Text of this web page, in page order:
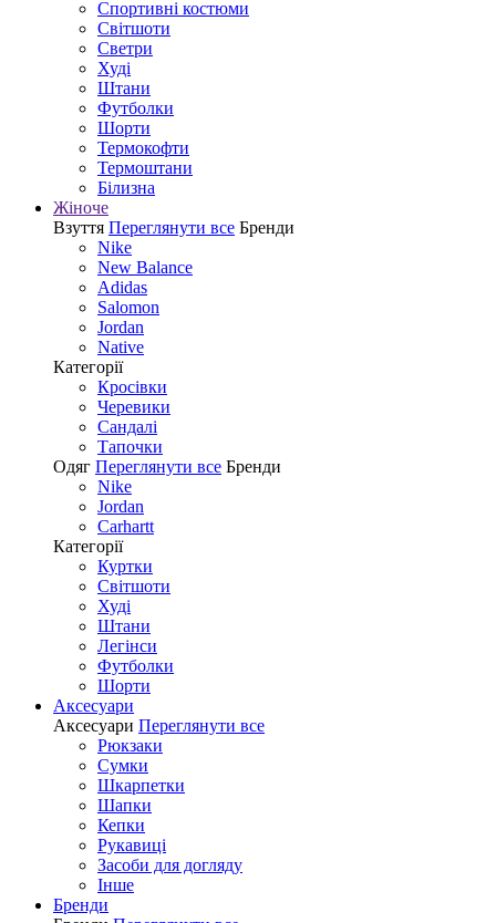
Спортивні костюми
Світшоти
Светри
Худі
Штани
Футболки
Шорти
Термокофти
Термоштани
Білизна
Жіноче
Взуття Переглянути все Бренди
Nike
New Balance
Adidas
Salomon
Jordan
Native
Категорії
Кросівки
Черевики
Сандалі
Tапочки
Одяг Переглянути все Бренди
Nike
Jordan
Carhartt
Категорії
Куртки
Світшоти
Худі
Штани
Легінси
Футболки
Шорти
Аксесуари
Аксесуари Переглянути все
Рюкзаки
Сумки
Шкарпетки
Шапки
Кепки
Рукавиці
Засоби для догляду
Інше
Бренди